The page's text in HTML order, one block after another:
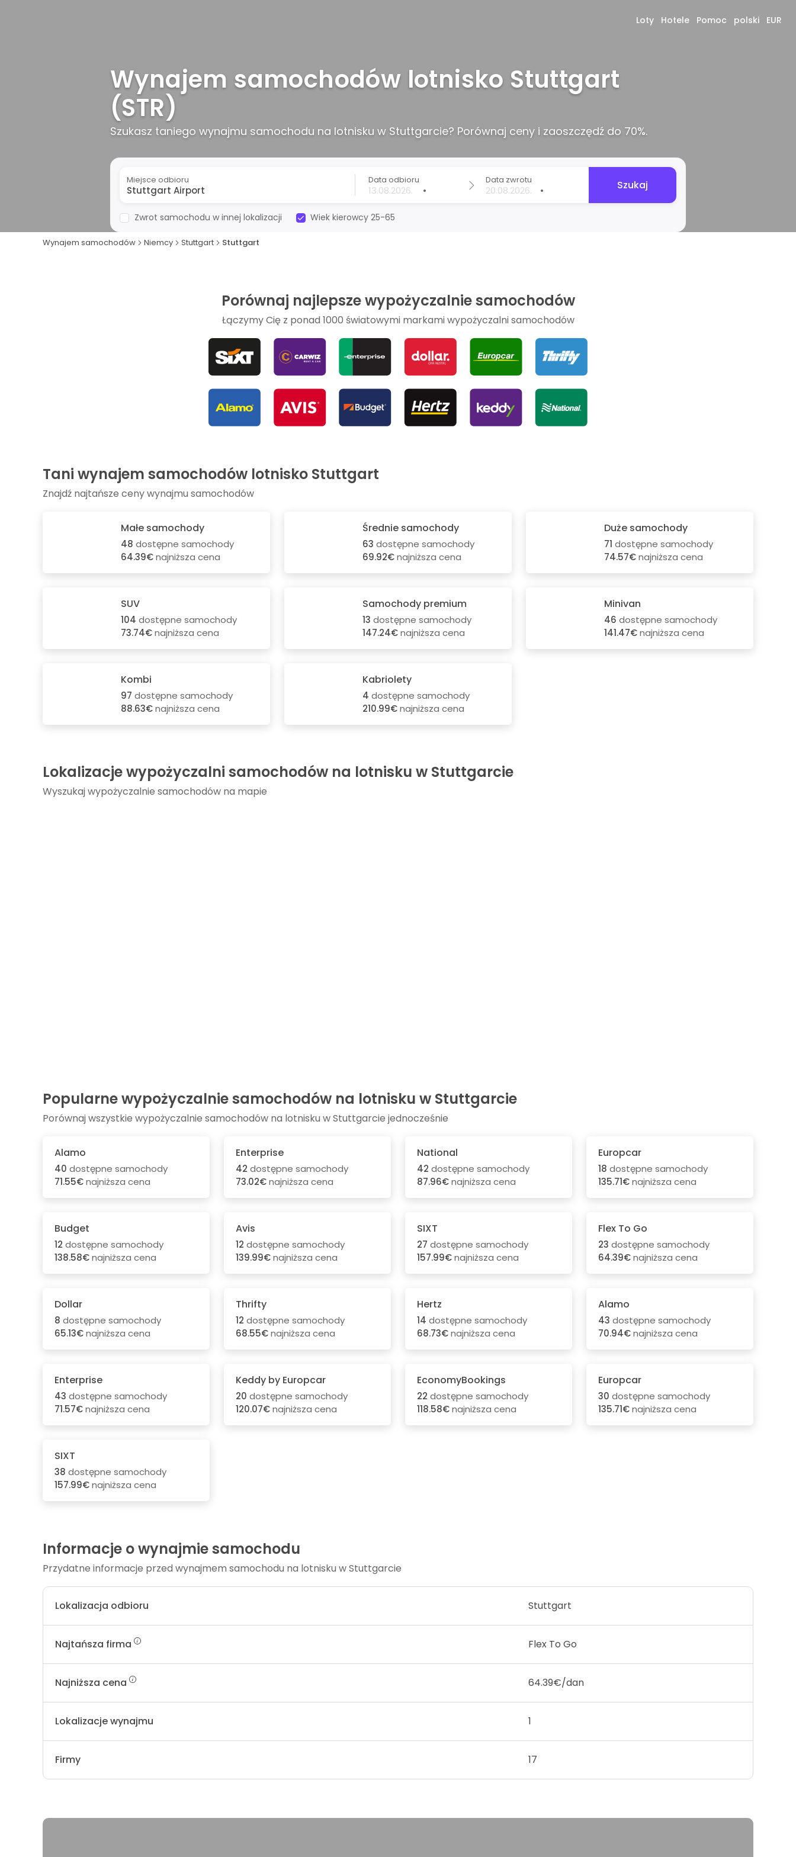
Loty Hotele Pomoc polski EUR
Wynajem samochodów lotnisko Stuttgart
(STR)
Szukasz taniego wynajmu samochodu na lotnisku w Stuttgarcie? Porównaj ceny i zaoszczędź do 70%.
Miejsce odbioru Data odbioru
•
Data zwrotu
• Szukaj
Zwrot samochodu w innej lokalizacji Wiek kierowcy 25-65
Wynajem samochodów Niemcy Stuttgart Stuttgart
Porównaj najlepsze wypożyczalnie samochodów
Łączymy Cię z ponad 1000 światowymi markami wypożyczalni samochodów
Tani wynajem samochodów lotnisko Stuttgart
Znajdź najtańsze ceny wynajmu samochodów
Małe samochody
48 dostępne samochody
64.39€najniższa cena
Średnie samochody
63 dostępne samochody
69.92€najniższa cena
Duże samochody
71 dostępne samochody
74.57€najniższa cena
SUV
104 dostępne samochody
73.74€najniższa cena
Samochody premium
13 dostępne samochody
147.24€najniższa cena
Minivan
46 dostępne samochody
141.47€najniższa cena
Kombi
97 dostępne samochody
88.63€najniższa cena
Kabriolety
4 dostępne samochody
210.99€najniższa cena
Lokalizacje wypożyczalni samochodów na lotnisku w Stuttgarcie
Wyszukaj wypożyczalnie samochodów na mapie
Popularne wypożyczalnie samochodów na lotnisku w Stuttgarcie
Porównaj wszystkie wypożyczalnie samochodów na lotnisku w Stuttgarcie jednocześnie
Alamo
40 dostępne samochody
71.55€najniższa cena
Enterprise
42 dostępne samochody
73.02€najniższa cena
National
42 dostępne samochody
87.96€najniższa cena
Europcar
18 dostępne samochody
135.71€najniższa cena
Budget
12 dostępne samochody
138.58€najniższa cena
Avis
12 dostępne samochody
139.99€najniższa cena
SIXT
27 dostępne samochody
157.99€najniższa cena
Flex To Go
23 dostępne samochody
64.39€najniższa cena
Dollar
8 dostępne samochody
65.13€najniższa cena
Thrifty
12 dostępne samochody
68.55€najniższa cena
Hertz
14 dostępne samochody
68.73€najniższa cena
Alamo
43 dostępne samochody
70.94€najniższa cena
Enterprise
43 dostępne samochody
71.57€najniższa cena
Keddy by Europcar
20 dostępne samochody
120.07€najniższa cena
EconomyBookings
22 dostępne samochody
118.58€najniższa cena
Europcar
30 dostępne samochody
135.71€najniższa cena
SIXT
38 dostępne samochody
157.99€najniższa cena
Informacje o wynajmie samochodu
Przydatne informacje przed wynajmem samochodu na lotnisku w Stuttgarcie
Lokalizacja odbioru Stuttgart
Najtańsza firma Flex To Go
Najniższa cena 64.39€/dan
Lokalizacje wynajmu 1
Firmy 17